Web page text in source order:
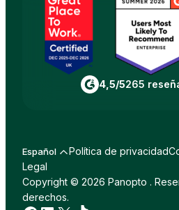
4,5/5265
Español Política de privacidad
Legal
Copyright © 2026 Panopto .
derechos.